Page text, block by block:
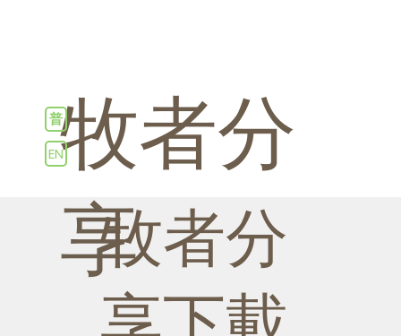
普
EN牧者分
享牧者分